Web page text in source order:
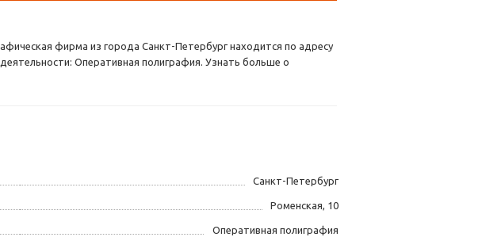
фирма из города Санкт-Петербург находится по адресу
Оперативная полиграфия. Узнать больше о
Санкт-Петербург
Роменская, 10
Оперативная полиграфия